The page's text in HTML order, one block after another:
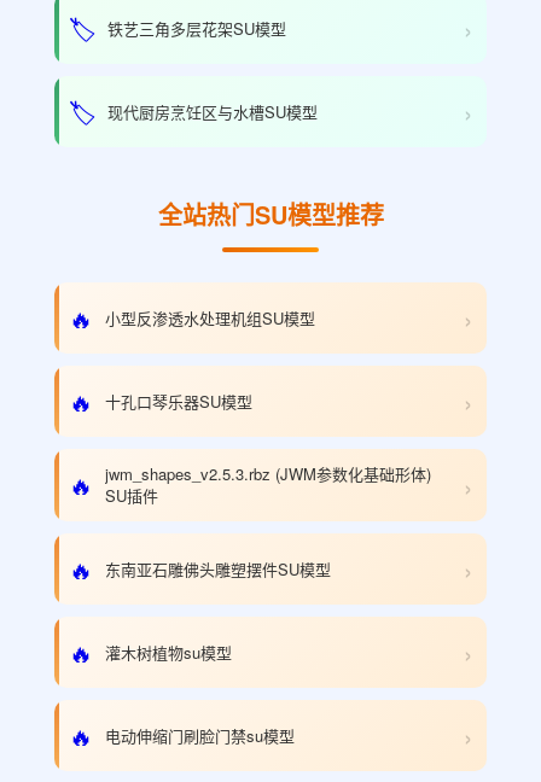
🏷️ 铁艺三角多层花架SU模型 ›
🏷️ 现代厨房烹饪区与水槽SU模型 ›
全站热门SU模型推荐
🔥 小型反渗透水处理机组SU模型 ›
🔥 十孔口琴乐器SU模型 ›
🔥
jwm_shapes_v2.5.3.rbz (JWM参数化基础形体)
SU插件
›
🔥 东南亚石雕佛头雕塑摆件SU模型 ›
🔥 灌木树植物su模型 ›
🔥 电动伸缩门刷脸门禁su模型 ›